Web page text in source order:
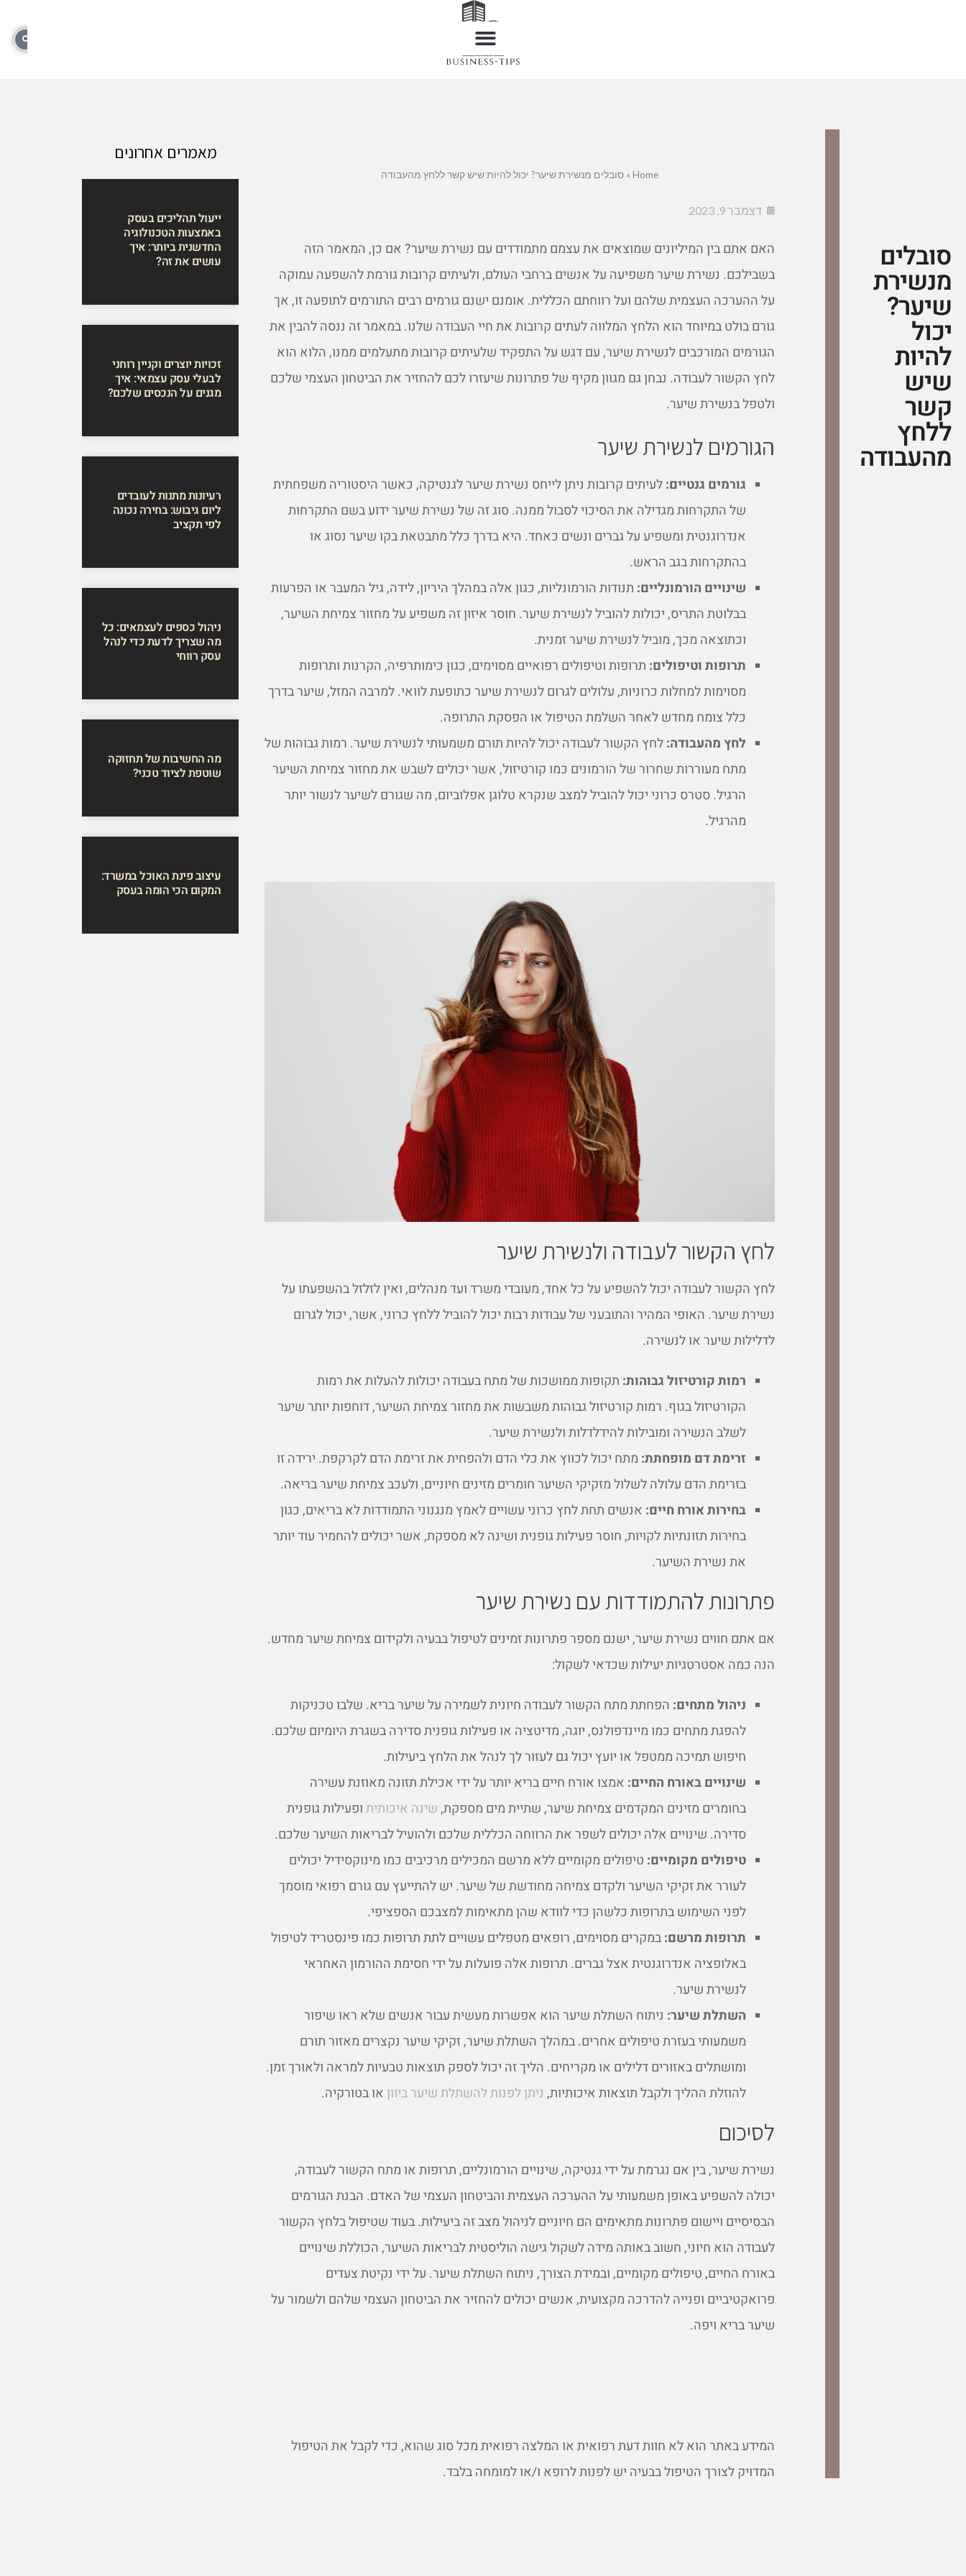
סובלים
מנשירת
שיער?
יכול
להיות
שיש
קשר
ללחץ
מהעבודה
Home
» סובלים מנשירת שיער? יכול להיות שיש קשר ללחץ מהעבודה
דצמבר 9, 2023
האם אתם בין המיליונים שמוצאים את עצמם מתמודדים עם נשירת שיער? אם כן, המאמר הזה
בשבילכם. נשירת שיער משפיעה על אנשים ברחבי העולם, ולעיתים קרובות גורמת להשפעה עמוקה
על ההערכה העצמית שלהם ועל רווחתם הכללית. אומנם ישנם גורמים רבים התורמים לתופעה זו, אך
גורם בולט במיוחד הוא הלחץ המלווה לעתים קרובות את חיי העבודה שלנו. במאמר זה ננסה להבין את
הגורמים המורכבים לנשירת שיער, עם דגש על התפקיד שלעיתים קרובות מתעלמים ממנו, הלוא הוא
לחץ הקשור לעבודה. נבחן גם מגוון מקיף של פתרונות שיעזרו לכם להחזיר את הביטחון העצמי שלכם
ולטפל בנשירת שיער.
הגורמים לנשירת שיער
גורמים גנטיים:לעיתים קרובות ניתן לייחס נשירת שיער לגנטיקה, כאשר היסטוריה משפחתית
של התקרחות מגדילה את הסיכוי לסבול ממנה. סוג זה של נשירת שיער ידוע בשם התקרחות
אנדרוגנטית ומשפיע על גברים ונשים כאחד. היא בדרך כלל מתבטאת בקו שיער נסוג או
בהתקרחות בגב הראש.
שינויים הורמונליים: תנודות הורמונליות, כגון אלה במהלך היריון, לידה, גיל המעבר או הפרעות
בבלוטת התריס, יכולות להוביל לנשירת שיער. חוסר איזון זה משפיע על מחזור צמיחת השיער,
וכתוצאה מכך, מוביל לנשירת שיער זמנית.
תרופות וטיפולים: תרופות וטיפולים רפואיים מסוימים, כגון כימותרפיה, הקרנות ותרופות
מסוימות למחלות כרוניות, עלולים לגרום לנשירת שיער כתופעת לוואי. למרבה המזל, שיער בדרך
כלל צומח מחדש לאחר השלמת הטיפול או הפסקת התרופה.
לחץ מהעבודה:לחץ הקשור לעבודה יכול להיות תורם משמעותי לנשירת שיער. רמות גבוהות של
מתח מעוררות שחרור של הורמונים כמו קורטיזול, אשר יכולים לשבש את מחזור צמיחת השיער
הרגיל. סטרס כרוני יכול להוביל למצב שנקרא טלוגן אפלוביום, מה שגורם לשיער לנשור יותר
מהרגיל.
לחץ הקשור לעבודה ולנשירת שיער
לחץ הקשור לעבודה יכול להשפיע על כל אחד, מעובדי משרד ועד מנהלים, ואין לזלזל בהשפעתו על
נשירת שיער. האופי המהיר והתובעני של עבודות רבות יכול להוביל ללחץ כרוני, אשר, יכול לגרום
לדלילות שיער או לנשירה.
רמות קורטיזול גבוהות: תקופות ממושכות של מתח בעבודה יכולות להעלות את רמות
הקורטיזול בגוף. רמות קורטיזול גבוהות משבשות את מחזור צמיחת השיער, דוחפות יותר שיער
לשלב הנשירה ומובילות להידלדלות ולנשירת שיער.
זרימת דם מופחתת: מתח יכול לכווץ את כלי הדם ולהפחית את זרימת הדם לקרקפת. ירידה זו
בזרימת הדם עלולה לשלול מזקיקי השיער חומרים מזינים חיוניים, ולעכב צמיחת שיער בריאה.
בחירות אורח חיים: אנשים תחת לחץ כרוני עשויים לאמץ מנגנוני התמודדות לא בריאים, כגון
בחירות תזונתיות לקויות, חוסר פעילות גופנית ושינה לא מספקת, אשר יכולים להחמיר עוד יותר
את נשירת השיער.
פתרונות להתמודדות עם נשירת שיער
אם אתם חווים נשירת שיער, ישנם מספר פתרונות זמינים לטיפול בבעיה ולקידום צמיחת שיער מחדש.
הנה כמה אסטרטגיות יעילות שכדאי לשקול:
ניהול מתחים: הפחתת מתח הקשור לעבודה חיונית לשמירה על שיער בריא. שלבו טכניקות
להפגת מתחים כמו מיינדפולנס, יוגה, מדיטציה או פעילות גופנית סדירה בשגרת היומיום שלכם.
חיפוש תמיכה ממטפל או יועץ יכול גם לעזור לך לנהל את הלחץ ביעילות.
שינויים באורח החיים: אמצו אורח חיים בריא יותר על ידי אכילת תזונה מאוזנת עשירה
בחומרים מזינים המקדמים צמיחת שיער, שתיית מים מספקת,שינה איכותיתופעילות גופנית
סדירה. שינויים אלה יכולים לשפר את הרווחה הכללית שלכם ולהועיל לבריאות השיער שלכם.
טיפולים מקומיים: טיפולים מקומיים ללא מרשם המכילים מרכיבים כמו מינוקסידיל יכולים
לעורר את זקיקי השיער ולקדם צמיחה מחודשת של שיער. יש להתייעץ עם גורם רפואי מוסמך
לפני השימוש בתרופות כלשהן כדי לוודא שהן מתאימות למצבכם הספציפי.
תרופות מרשם:במקרים מסוימים, רופאים מטפלים עשויים לתת תרופות כמו פינסטריד לטיפול
באלופציה אנדרוגנטית אצל גברים. תרופות אלה פועלות על ידי חסימת ההורמון האחראי
לנשירת שיער.
השתלת שיער: ניתוח השתלת שיער הוא אפשרות מעשית עבור אנשים שלא ראו שיפור
משמעותי בעזרת טיפולים אחרים. במהלך השתלת שיער, זקיקי שיער נקצרים מאזור תורם
ומושתלים באזורים דלילים או מקריחים. הליך זה יכול לספק תוצאות טבעיות למראה ולאורך זמן.
להוזלת ההליך ולקבל תוצאות איכותיות, ניתן לפנות להשתלת שיער ביוון או בטורקיה.
לסיכום
נשירת שיער, בין אם נגרמת על ידי גנטיקה, שינויים הורמונליים, תרופות או מתח הקשור לעבודה,
יכולה להשפיע באופן משמעותי על ההערכה העצמית והביטחון העצמי של האדם. הבנת הגורמים
הבסיסיים ויישום פתרונות מתאימים הם חיוניים לניהול מצב זה ביעילות. בעוד שטיפול בלחץ הקשור
לעבודה הוא חיוני, חשוב באותה מידה לשקול גישה הוליסטית לבריאות השיער, הכוללת שינויים
באורח החיים, טיפולים מקומיים, ובמידת הצורך, ניתוח השתלת שיער. על ידי נקיטת צעדים
פרואקטיביים ופנייה להדרכה מקצועית, אנשים יכולים להחזיר את הביטחון העצמי שלהם ולשמור על
שיער בריא ויפה.
המידע באתר הוא לא חוות דעת רפואית או המלצה רפואית מכל סוג שהוא, כדי לקבל את הטיפול
המדויק לצורך הטיפול בבעיה יש לפנות לרופא ו/או למומחה בלבד.
מאמרים אחרונים
ייעול תהליכים בעסק
באמצעות הטכנולוגיה
החדשנית ביותר: איך
עושים את זה?
זכויות יוצרים וקניין רוחני
לבעלי עסק עצמאי: איך
מגנים על הנכסים שלכם?
רעיונות מתנות לעובדים
ליום גיבוש: בחירה נכונה
לפי תקציב
ניהול כספים לעצמאים: כל
מה שצריך לדעת כדי לנהל
עסק רווחי
מה החשיבות של תחזוקה
שוטפת לציוד טכני?
עיצוב פינת האוכל במשרד:
המקום הכי הומה בעסק